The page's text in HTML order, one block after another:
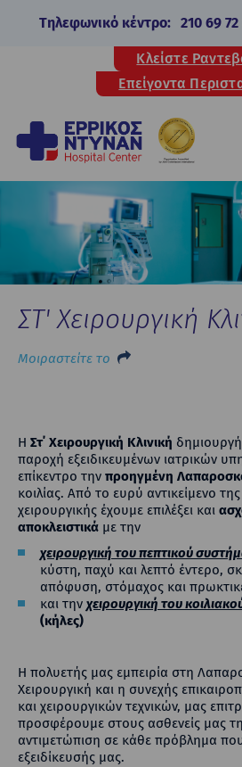
Τηλεφωνικό κέντρο: 210 69
Κλείστε
Επείγοντα
ΣΤ' Χειρουργική
Μοιραστείτε το
Η Στ΄ Χειρουργική Κλινική
παροχή εξειδικευμένων ιατρικών
επίκεντρο την προηγμένη
κοιλίας. Από το ευρύ αντικείμενο της
χειρουργικής έχουμε επιλέξει και
αποκλειστικά με την
χειρουργική του πεπτικού
κύστη, παχύ και λεπτό έντερο,
απόφυση, στόμαχος και
και την χειρουργική του
(κήλες)
Η πολυετής μας εμπειρία στη
Χειρουργική και η συνεχής
και χειρουργικών τεχνικών, μας
προσφέρουμε στους ασθενείς μας
αντιμετώπιση σε κάθε πρόβλημα
εξειδίκευσής μας.